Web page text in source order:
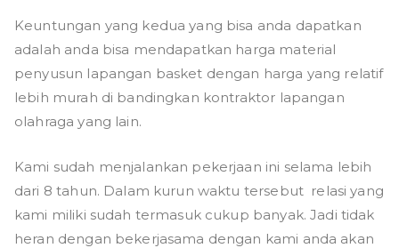
Keuntungan yang kedua yang bisa anda dapatkan
adalah anda bisa mendapatkan harga material
penyusun lapangan basket dengan harga yang relatif
lebih murah di bandingkan kontraktor lapangan
olahraga yang lain.
Kami sudah menjalankan pekerjaan ini selama lebih
dari 8 tahun. Dalam kurun waktu tersebut relasi yang
kami miliki sudah termasuk cukup banyak. Jadi tidak
heran dengan bekerjasama dengan kami anda akan